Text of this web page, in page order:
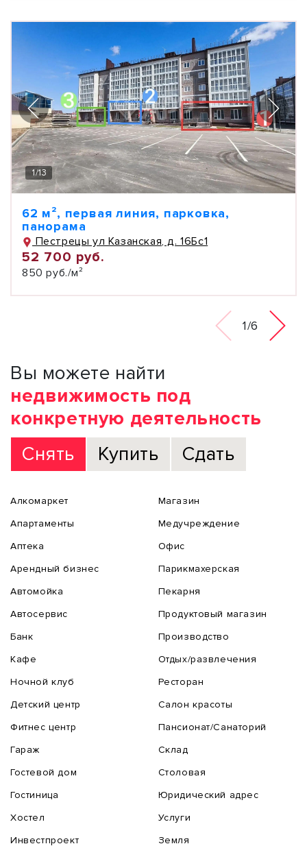
1/13
62 м², первая линия, парковка,
панорама
Пестрецы ул Казанская, д. 16Бс1
52 700 руб.
850 руб./м²
1/6
Вы можете найти
недвижимость под
конкретную деятельность
Снять
Купить Сдать
Алкомаркет
Апартаменты
Аптека
Арендный бизнес
Автомойка
Автосервис
Банк
Кафе
Ночной клуб
Детский центр
Фитнес центр
Гараж
Гостевой дом
Гостиница
Хостел
Инвестпроект
Магазин
Медучреждение
Офис
Парикмахерская
Пекарня
Продуктовый магазин
Производство
Отдых/развлечения
Ресторан
Салон красоты
Пансионат/Санаторий
Склад
Столовая
Юридический адрес
Услуги
Земля